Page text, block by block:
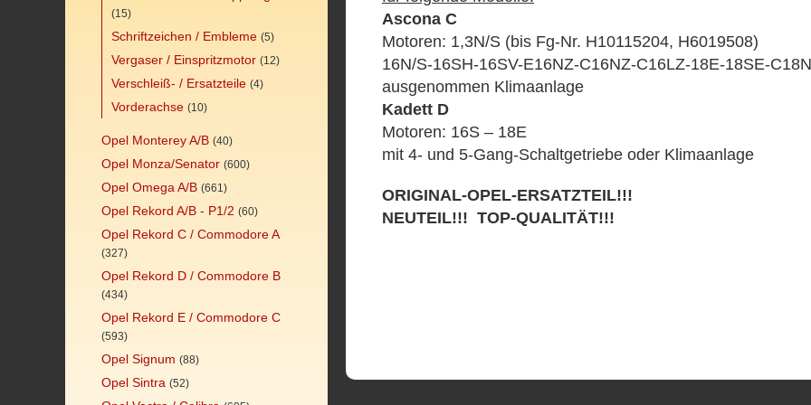
(15)
Schriftzeichen / Embleme (5)
Vergaser / Einspritzmotor (12)
Verschleiß- / Ersatzteile (4)
Vorderachse (10)
Opel Monterey A/B (40)
Opel Monza/Senator (600)
Opel Omega A/B (661)
Opel Rekord A/B - P1/2 (60)
Opel Rekord C / Commodore A
(327)
Opel Rekord D / Commodore B
(434)
Opel Rekord E / Commodore C
(593)
Opel Signum (88)
Opel Sintra (52)
Ascona C
Motoren: 1,3N/S (bis Fg-Nr. H10115204, H6019508)
16N/S-16SH-16SV-E16NZ-C16NZ-C16LZ-18E-18SE-
ausgenommen Klimaanlage
Kadett D
Motoren: 16S – 18E
mit 4- und 5-Gang-Schaltgetriebe oder Klimaanlage
ORIGINAL-OPEL-ERSATZTEIL!!!
NEUTEIL!!! TOP-QUALITÄT!!!